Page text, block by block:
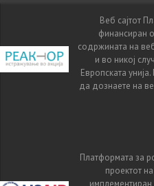
Веб сајтот
финансиран
содржината на
и во никој
Европската
да дознаете на
Платформата за
проектот